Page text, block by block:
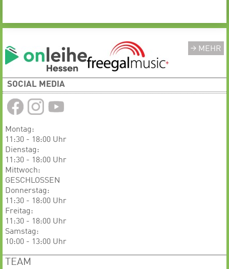
MEHR
SOCIAL MEDIA
Montag:
11:30 - 18:00 Uhr
Dienstag:
11:30 - 18:00 Uhr
Mittwoch:
GESCHLOSSEN
​​​​​​Donnerstag:
11:30 - 18:00 Uhr
Freitag:
11:30 - 18:00 Uhr
Samstag:
10:00 - 13:00 Uhr
TEAM